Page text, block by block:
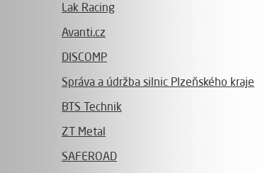
Lak Racing
Avanti.cz
DISCOMP
Správa a údržba silnic Plzeňského kraje
BTS Technik
ZT Metal
SAFEROAD